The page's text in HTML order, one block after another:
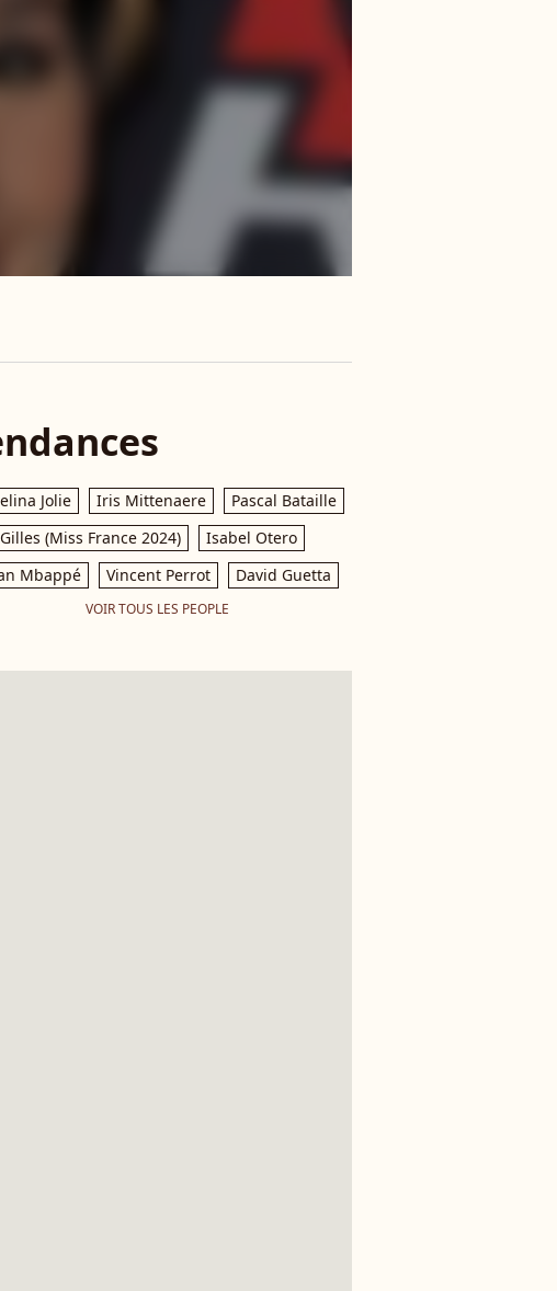
Jolie Iris Mittenaere
Pascal Bataille
(Miss France 2024)
Isabel Otero
Mbappé
Vincent Perrot David Guetta
VOIR TOUS LES PEOPLE